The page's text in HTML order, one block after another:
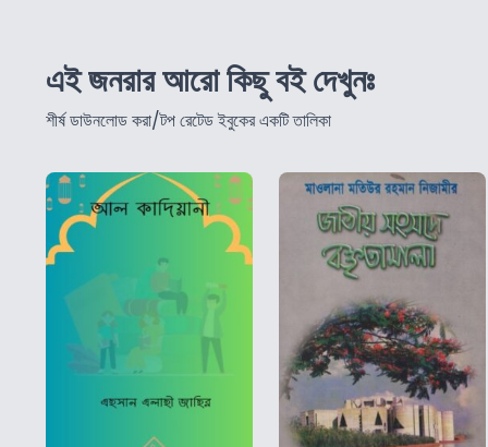
এই জনরার আরো কিছু বই দেখুনঃ
শীর্ষ ডাউনলোড করা/টপ রেটেড ইবুকের একটি তালিকা